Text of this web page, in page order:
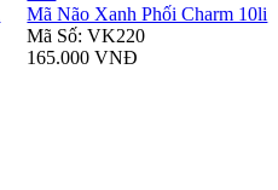
Mã Não Xanh Phối Charm 10li
Mã Số: VK220
165.000 VNĐ